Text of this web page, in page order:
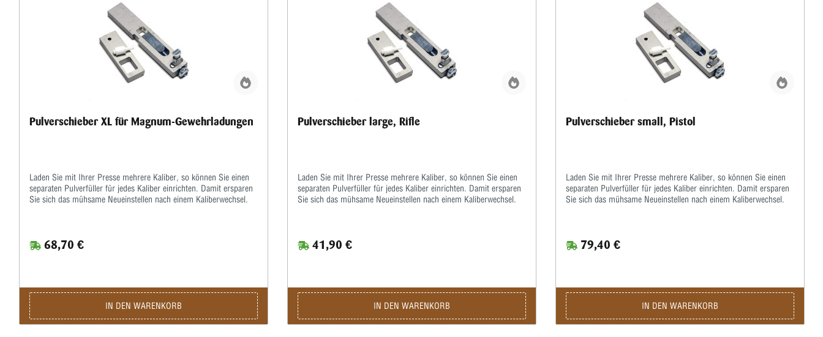
Pulverschieber XL für Magnum-Gewehrladungen
Laden Sie mit Ihrer Presse mehrere Kaliber, so können Sie einen
separaten Pulverfüller für jedes Kaliber einrichten. Damit ersparen
Sie sich das mühsame Neueinstellen nach einem Kaliberwechsel.
68,70 €
IN DEN WARENKORB
Pulverschieber large, Rifle
Laden Sie mit Ihrer Presse mehrere Kaliber, so können Sie einen
separaten Pulverfüller für jedes Kaliber einrichten. Damit ersparen
Sie sich das mühsame Neueinstellen nach einem Kaliberwechsel.
41,90 €
IN DEN WARENKORB
Pulverschieber small, Pistol
Laden Sie mit Ihrer Presse mehrere Kaliber, so können Sie einen
separaten Pulverfüller für jedes Kaliber einrichten. Damit ersparen
Sie sich das mühsame Neueinstellen nach einem Kaliberwechsel.
79,40 €
IN DEN WARENKORB